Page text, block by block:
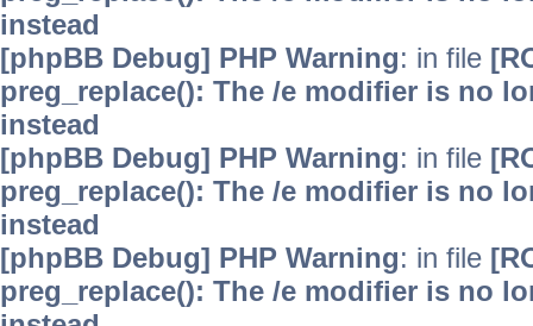
instead
[phpBB Debug] PHP Warning: in file
preg_replace(): The /e modifier is no
instead
[phpBB Debug] PHP Warning: in file
preg_replace(): The /e modifier is no
instead
[phpBB Debug] PHP Warning: in file
preg_replace(): The /e modifier is no